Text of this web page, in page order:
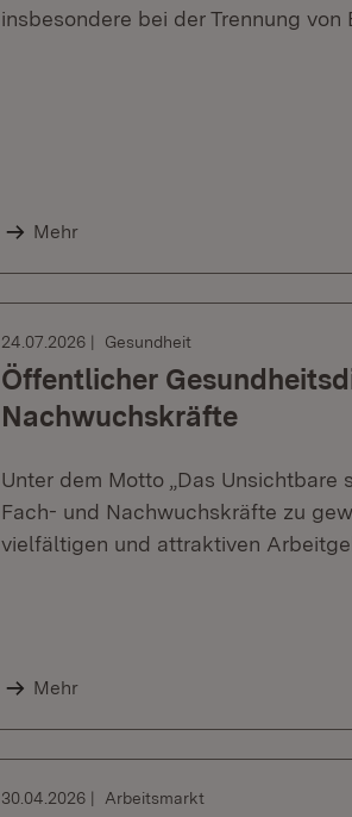
insbesondere bei der Trennung von
Mehr
24.07.2026 Gesundheit
Öffentlicher
Nachwuchskräfte
Unter dem Motto „Das
Fach- und Nachwuchskräfte zu
vielfältigen und attraktiven
Mehr
30.04.2026 Arbeitsmarkt